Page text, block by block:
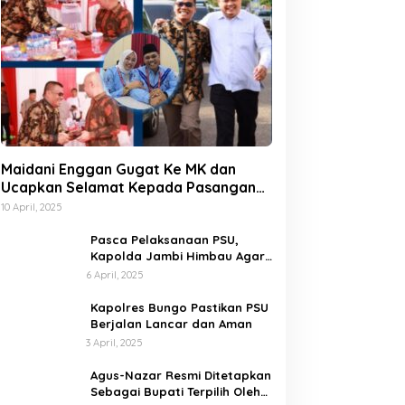
Maidani Enggan Gugat Ke MK dan
Ucapkan Selamat Kepada Pasangan
Dedy-Dayat
10 April, 2025
Pasca Pelaksanaan PSU,
Kapolda Jambi Himbau Agar
Semua Pihak Jaga Situasi
6 April, 2025
Kapolres Bungo Pastikan PSU
Berjalan Lancar dan Aman
3 April, 2025
Agus-Nazar Resmi Ditetapkan
Sebagai Bupati Terpilih Oleh